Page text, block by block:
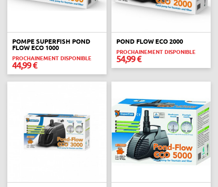
POMPE SUPERFISH POND
FLOW ECO 1000
PROCHAINEMENT DISPONIBLE
44,99 €
POND FLOW ECO 2000
PROCHAINEMENT DISPONIBLE
54,99 €